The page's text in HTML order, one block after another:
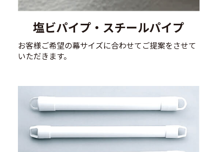
塩ビパイプ・スチールパイプ
お客様ご希望の幕サイズに合わせてご提案をさせて
いただきます。